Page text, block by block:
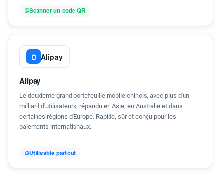
Scanner un code QR
Alipay
Alipay
Le deuxième grand portefeuille mobile chinois, avec plus d'un
milliard d'utilisateurs, répandu en Asie, en Australie et dans
certaines régions d'Europe. Rapide, sûr et conçu pour les
paiements internationaux.
Utilisable partout